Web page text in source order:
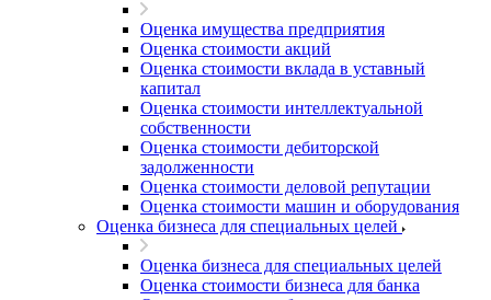
Оценка имущества предприятия
Оценка стоимости акций
Оценка стоимости вклада в уставный
капитал
Оценка стоимости интеллектуальной
собственности
Оценка стоимости дебиторской
задолженности
Оценка стоимости деловой репутации
Оценка стоимости машин и оборудования
Оценка бизнеса для специальных целей
Оценка бизнеса для специальных целей
Оценка стоимости бизнеса для банка